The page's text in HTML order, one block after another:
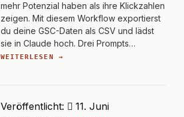
mehr Potenzial haben als ihre Klickzahlen
zeigen. Mit diesem Workflow exportierst
du deine GSC-Daten als CSV und lädst
sie in Claude hoch. Drei Prompts…
WEITERLESEN →
Veröffentlicht:
11. Juni